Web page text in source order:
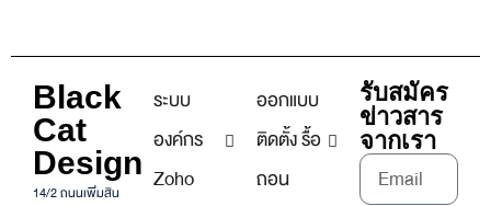
Black
Cat
Design
14/2 ถนนเพิ่มสิน
ระบบ
องค์กร
Zoho
ออกแบบ
ติดตั้ง รื้อ
ถอน
รับสมัคร
ข่าวสาร
จากเรา